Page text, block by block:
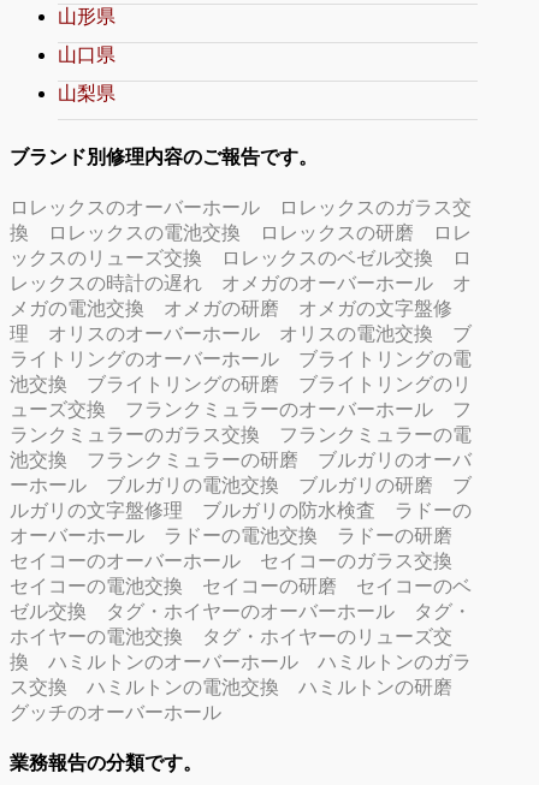
山形県
山口県
山梨県
ブランド別修理内容のご報告です。
ロレックスのオーバーホール
ロレックスのガラス交
換
ロレックスの電池交換 ロレックスの研磨
ロレ
ックスのリューズ交換
ロレックスのベゼル交換
ロ
レックスの時計の遅れ
オメガのオーバーホール
オ
メガの電池交換
オメガの研磨
オメガの文字盤修
理
オリスのオーバーホール オリスの電池交換
ブ
ライトリングのオーバーホール
ブライトリングの電
池交換
ブライトリングの研磨
ブライトリングのリ
ューズ交換
フランクミュラーのオーバーホール
フ
ランクミュラーのガラス交換
フランクミュラーの電
池交換
フランクミュラーの研磨
ブルガリのオーバ
ーホール
ブルガリの電池交換 ブルガリの研磨
ブ
ルガリの文字盤修理
ブルガリの防水検査
ラドーの
オーバーホール
ラドーの電池交換
ラドーの研磨
セイコーのオーバーホール
セイコーのガラス交換
セイコーの電池交換
セイコーの研磨
セイコーのベ
ゼル交換
タグ・ホイヤーのオーバーホール
タグ・
ホイヤーの電池交換
タグ・ホイヤーのリューズ交
換
ハミルトンのオーバーホール
ハミルトンのガラ
ス交換
ハミルトンの電池交換
ハミルトンの研磨
グッチのオーバーホール
業務報告の分類です。